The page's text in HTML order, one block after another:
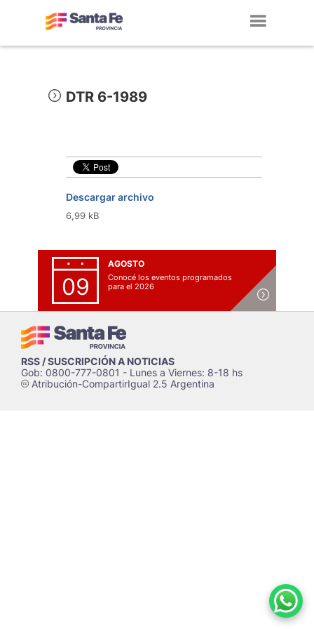
DTR 6-1989
Descargar archivo
6,99 kB
09
AGOSTO
Conocé los eventos programados
para el 2026
RSS / SUSCRIPCIÓN A NOTICIAS
Gob: 0800-777-0801 - Lunes a Viernes: 8-18 hs
cAtribución-CompartirIgual 2.5 Argentina